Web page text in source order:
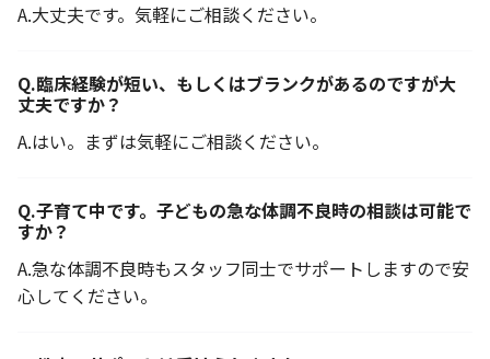
A.大丈夫です。気軽にご相談ください。
Q.臨床経験が短い、もしくはブランクがあるのですが大
丈夫ですか？
A.はい。まずは気軽にご相談ください。
Q.子育て中です。子どもの急な体調不良時の相談は可能で
すか？
A.急な体調不良時もスタッフ同士でサポートしますので安
心してください。